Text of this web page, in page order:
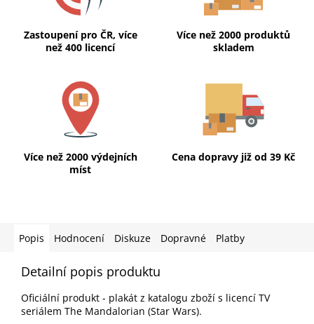
Zastoupení pro ČR, více
než 400 licencí
Více než 2000 produktů
skladem
Více než 2000 výdejních
míst
Cena dopravy již od 39 Kč
Popis Hodnocení Diskuze Dopravné Platby
Detailní popis produktu
Oficiální produkt - plakát z katalogu zboží s licencí TV
seriálem The Mandalorian (Star Wars).